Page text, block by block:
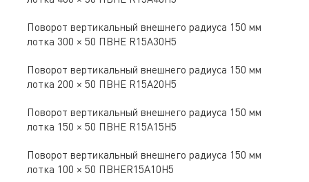
Поворот вертикальный внешнего радиуса 150 мм
лотка 300 × 50 ПВНЕ R15A30H5
Поворот вертикальный внешнего радиуса 150 мм
лотка 200 × 50 ПВНЕ R15A20H5
Поворот вертикальный внешнего радиуса 150 мм
лотка 150 × 50 ПВНЕ R15A15H5
Поворот вертикальный внешнего радиуса 150 мм
лотка 100 × 50 ПВНЕR15A10H5